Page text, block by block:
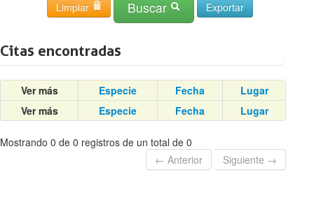
Limpiar Buscar
Citas encontradas
Ver más Especie Fecha
Lugar
Ver más
Especie Fecha Lugar
Mostrando 0 de 0 registros de un total de 0
← Anterior
Siguiente →